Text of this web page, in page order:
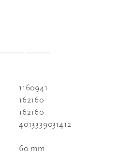
1160941
162160
162160
4013339031412
60 mm